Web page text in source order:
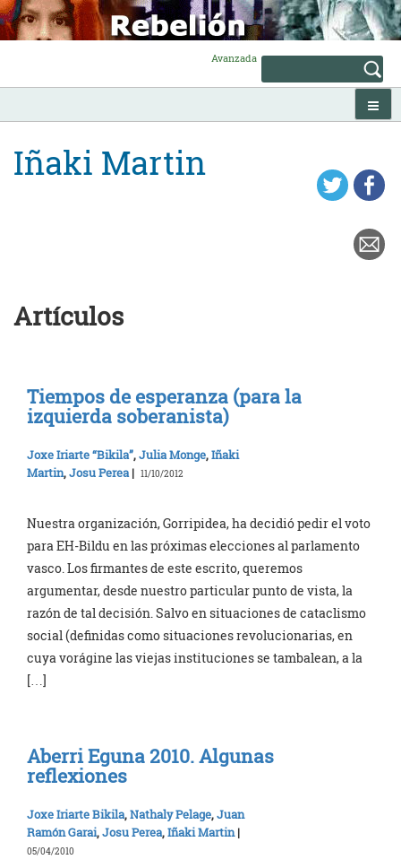
Skip
to
content
Avanzada
Iñaki Martin
Artículos
Tiempos de esperanza (para la
izquierda soberanista)
Joxe Iriarte “Bikila”,Julia Monge,Iñaki
Martin,Josu Perea | 11/10/2012
Nuestra organización, Gorripidea, ha decidió pedir el voto
para EH-Bildu en las próximas elecciones al parlamento
vasco. Los firmantes de este escrito, queremos
argumentar, desde nuestro particular punto de vista, la
razón de tal decisión. Salvo en situaciones de cataclismo
social (definidas como situaciones revolucionarias, en
cuya vorágine las viejas instituciones se tambalean, a la
[…]
Aberri Eguna 2010. Algunas
reflexiones
Joxe Iriarte Bikila,Nathaly Pelage,Juan
Ramón Garai,Josu Perea,Iñaki Martin|
05/04/2010